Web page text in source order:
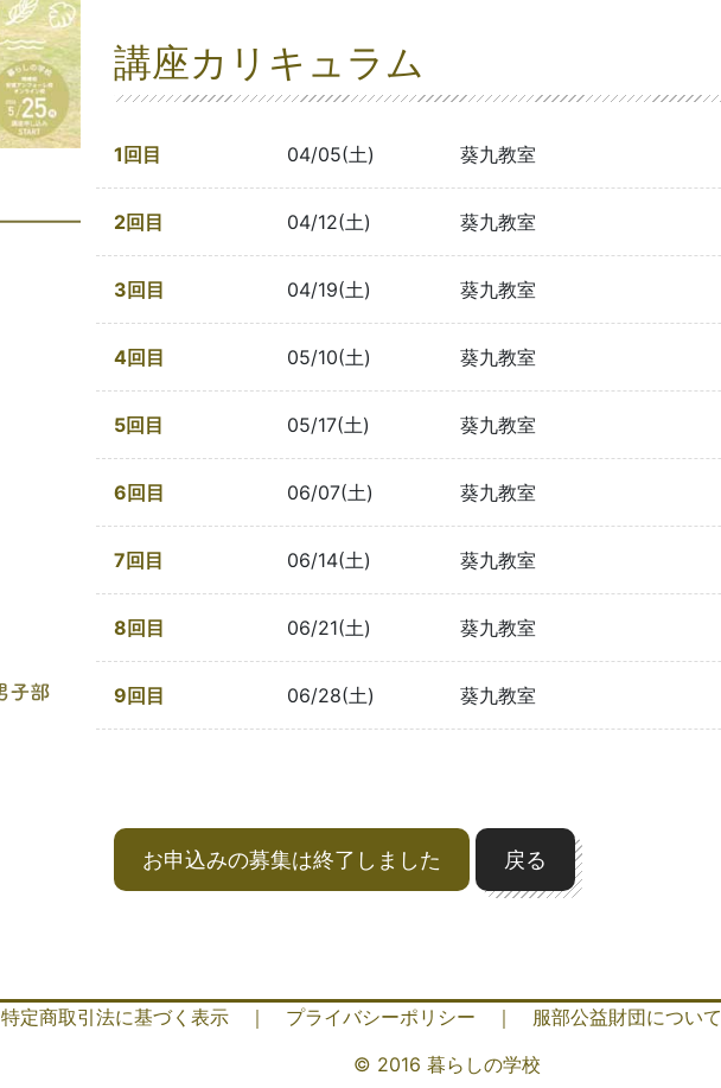
講座カリキュラム
1回目 04/05(土) 葵九教室
2回目 04/12(土) 葵九教室
3回目 04/19(土) 葵九教室
4回目 05/10(土) 葵九教室
5回目 05/17(土) 葵九教室
6回目 06/07(土) 葵九教室
7回目 06/14(土) 葵九教室
8回目 06/21(土) 葵九教室
9回目 06/28(土) 葵九教室
お申込みの募集は終了しました 戻る
特定商取引法に基づく表示 ｜ プライバシーポリシー ｜ 服部公益財団について
© 2016 暮らしの学校